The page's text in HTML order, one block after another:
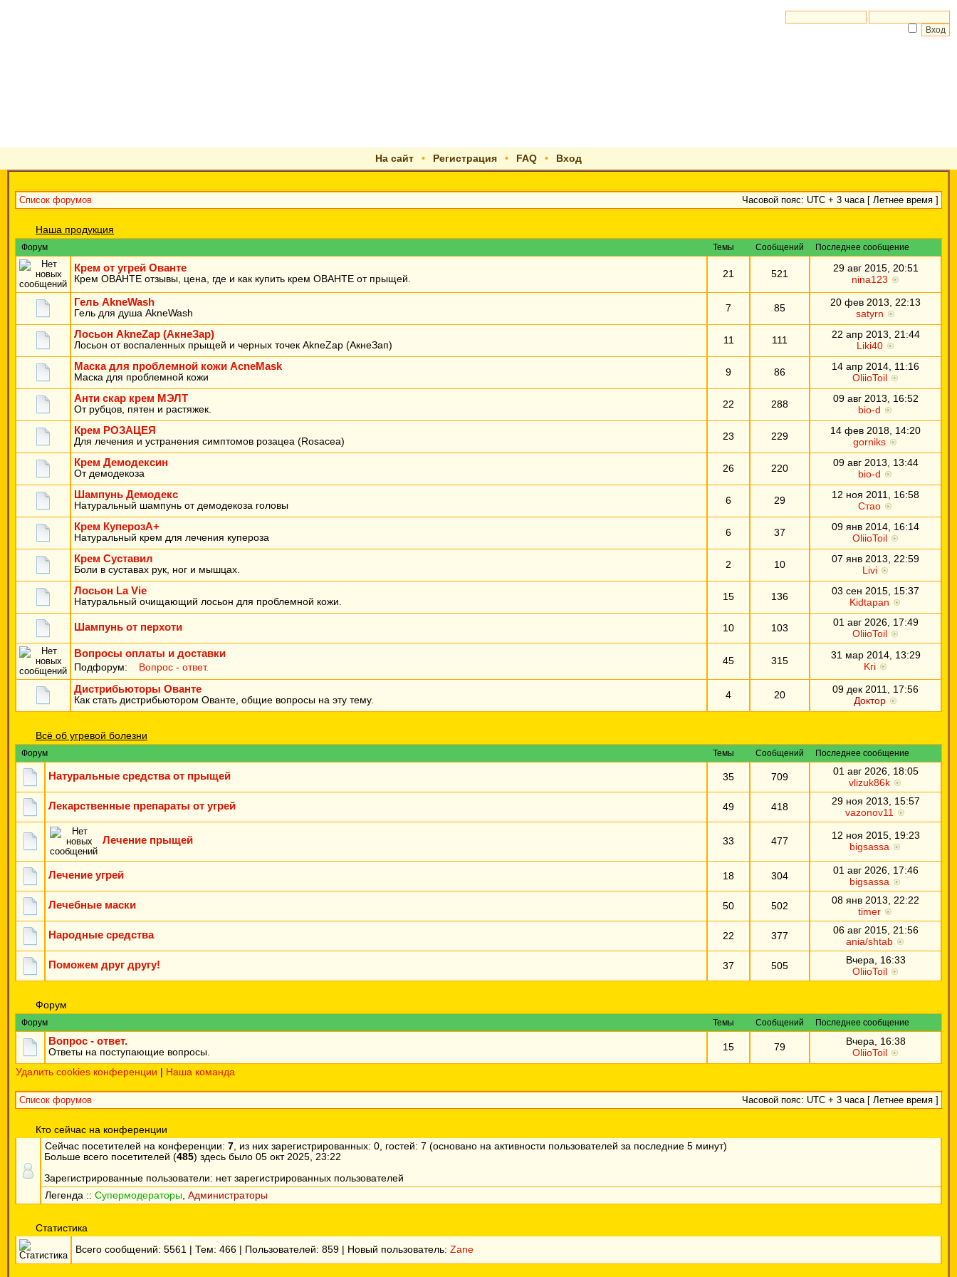
На сайт • Регистрация • FAQ • Вход
Список форумов Часовой пояс: UTC + 3 часа [ Летнее время ]
Наша продукция
Форум Темы Сообщений Последнее сообщение
Крем от угрей Ованте
Крем ОВАНТЕ отзывы, цена, где и как купить крем ОВАНТЕ от прыщей. 21 521
29 авг 2015, 20:51
nina123
Гель AkneWash
Гель для душа AkneWash 7 85
20 фев 2013, 22:13
satyrn
Лосьон AkneZap (АкнеЗар)
Лосьон от воспаленных прыщей и черных точек AkneZap (АкнеЗап) 11 111
22 апр 2013, 21:44
Liki40
Маска для проблемной кожи AcneMask
Маска для проблемной кожи 9 86
14 апр 2014, 11:16
OliioToil
Анти скар крем МЭЛТ
От рубцов, пятен и растяжек. 22 288
09 авг 2013, 16:52
bio-d
Крем РОЗАЦЕЯ
Для лечения и устранения симптомов розацеа (Rosacea) 23 229
14 фев 2018, 14:20
gorniks
Крем Демодексин
От демодекоза 26 220
09 авг 2013, 13:44
bio-d
Шампунь Демодекс
Натуральный шампунь от демодекоза головы 6 29
12 ноя 2011, 16:58
Стао
Крем КуперозА+
Натуральный крем для лечения купероза 6 37
09 янв 2014, 16:14
OliioToil
Крем Суставил
Боли в суставах рук, ног и мышцах. 2 10
07 янв 2013, 22:59
Livi
Лосьон La Vie
Натуральный очищающий лосьон для проблемной кожи. 15 136
03 сен 2015, 15:37
Kidtapan
Шампунь от перхоти 10 103
01 авг 2026, 17:49
OliioToil
Вопросы оплаты и доставки
Подфорум: Вопрос - ответ.
45 315
31 мар 2014, 13:29
Kri
Дистрибьюторы Ованте
Как стать дистрибьютором Ованте, общие вопросы на эту тему. 4 20
09 дек 2011, 17:56
Доктор
Всё об угревой болезни
Форум Темы Сообщений Последнее сообщение
Натуральные средства от прыщей 35 709
01 авг 2026, 18:05
vlizuk86k
Лекарственные препараты от угрей 49 418
29 ноя 2013, 15:57
vazonov11
Лечение прыщей 33 477
12 ноя 2015, 19:23
bigsassa
Лечение угрей 18 304
01 авг 2026, 17:46
bigsassa
Лечебные маски 50 502
08 янв 2013, 22:22
timer
Народные средства 22 377
06 авг 2015, 21:56
ania/shtab
Поможем друг другу! 37 505
Вчера, 16:33
OliioToil
Форум
Форум Темы Сообщений Последнее сообщение
Вопрос - ответ.
Ответы на поступающие вопросы. 15 79
Вчера, 16:38
OliioToil
Удалить cookies конференции
Наша команда
Список форумов Часовой пояс: UTC + 3 часа [ Летнее время ]
Кто сейчас на конференции
Сейчас посетителей на конференции: 7, из них зарегистрированных: 0, гостей: 7 (основано на активности пользователей за последние 5 минут)
Больше всего посетителей (485) здесь было 05 окт 2025, 23:22
Зарегистрированные пользователи: нет зарегистрированных пользователей
Легенда :: Супермодераторы, Администраторы
Статистика
Всего сообщений: 5561 | Тем: 466 | Пользователей: 859 | Новый пользователь: Zane